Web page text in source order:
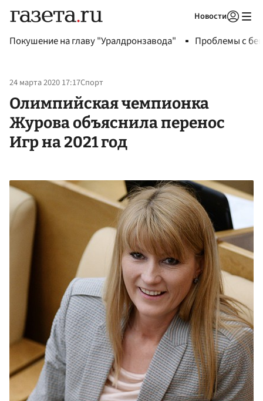
Новости
Покушение на главу "Уралдронзавода" Проблемы с
24 марта 2020 17:17Спорт
Олимпийская чемпионка
Журова объяснила перенос
Игр на 2021 год